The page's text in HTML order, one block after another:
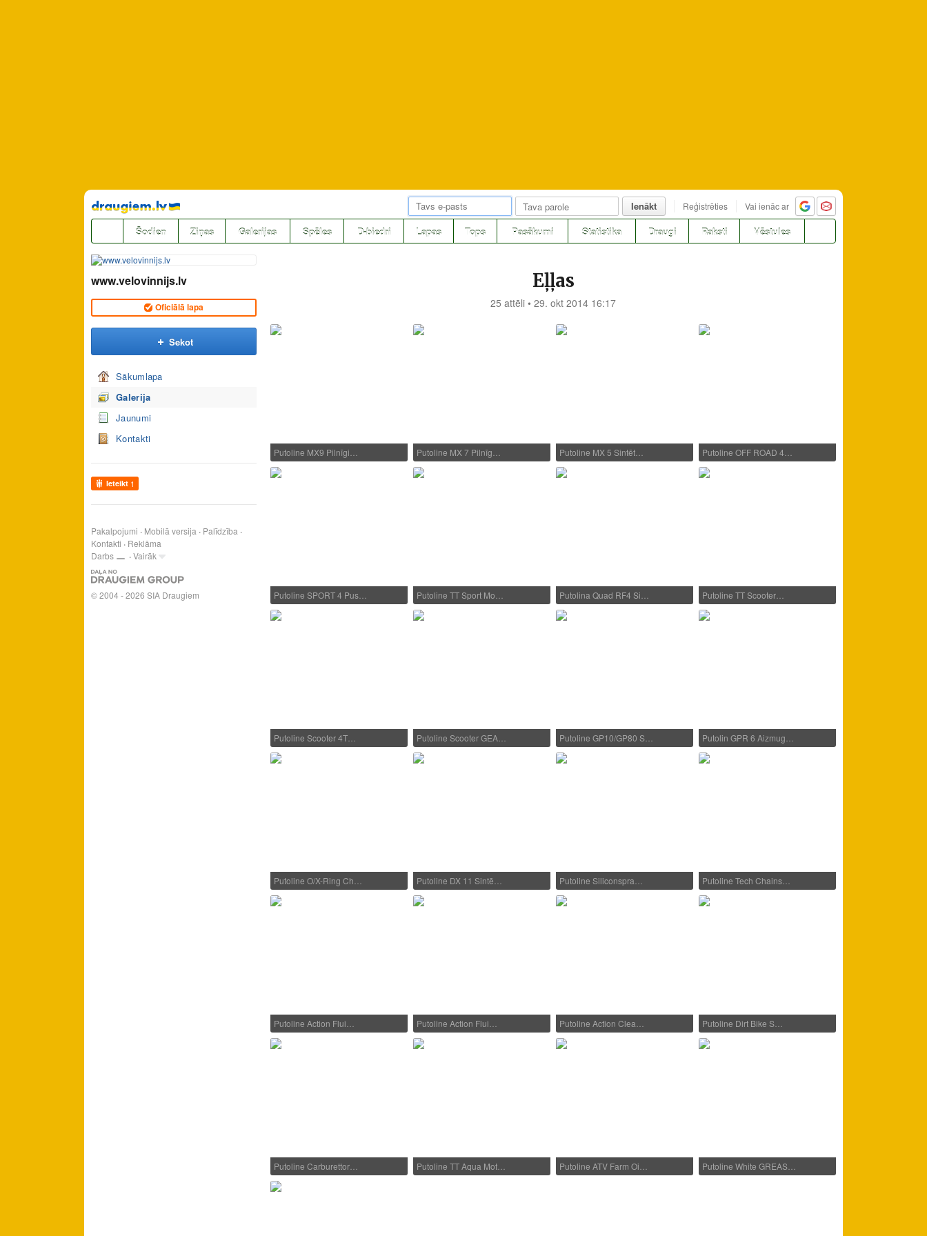
Pāriet
uz
saturu
Ienākt Reģistrēties Vai ienāc ar
Šodien Ziņas Galerijas Spēles D-biedri Lapas Tops Pasākumi Statistika Draugi Raksti Vēstules
www.velovinnijs.lv
Oficiālā lapa
Sekot
Sākumlapa
Galerija
Jaunumi
Kontakti
Ieteikt 1
Pakalpojumi Mobilā versija
Palīdzība
Kontakti
Reklāma
Darbs
Vairāk
© 2004 - 2026 SIA Draugiem
Eļļas
25 attēli • 29. okt 2014 16:17
Putoline MX9 Pilnīgi… Putoline MX 7 Pilnīg… Putoline MX 5 Sintēt… Putoline OFF ROAD 4…
Putoline SPORT 4 Pus… Putoline TT Sport Mo… Putolina Quad RF4 Si… Putoline TT Scooter…
Putoline Scooter 4T… Putoline Scooter GEA… Putoline GP10/GP80 S… Putolin GPR 6 Aizmug…
Putoline O/X-Ring Ch… Putoline DX 11 Sintē… Putoline Siliconspra… Putoline Tech Chains…
Putoline Action Flui… Putoline Action Flui… Putoline Action Clea… Putoline Dirt Bike S…
Putoline Carburettor… Putoline TT Aqua Mot… Putoline ATV Farm Oi… Putoline White GREAS…